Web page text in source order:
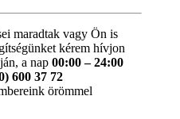
maradtak vagy Ön is
kérem hívjon
a nap 00:00 – 24:00
600 37 72
örömmel